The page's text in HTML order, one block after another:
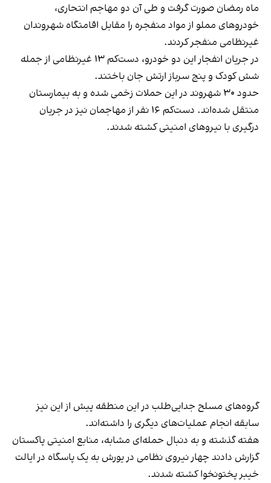
ماه رمضان صورت گرفت و طی آن دو مهاجم انتحاری،
خودروهای مملو از مواد منفجره را مقابل اقامتگاه شهروندان
غیرنظامی منفجر کردند.
در جریان انفجار این دو خودرو، دست‌کم ۱۳ غیرنظامی از جمله
شش کودک و پنج سرباز ارتش جان باختند.
حدود ۳۰ شهروند در این حملات زخمی شده و به بیمارستان
منتقل شده‌اند. دست‌کم ۱۶ نفر از مهاجمان نیز در جریان
درگیری با نیروهای امنیتی کشته شدند.
گروه‌های مسلح جدایی‌طلب در این منطقه پیش از این نیز
سابقه انجام عملیات‌های دیگری را داشته‌اند.
هفته گذشته و به دنبال حمله‌ای مشابه، منابع امنیتی پاکستان
گزارش دادند چهار نیروی نظامی در یورش به یک پاسگاه در ایالت
خیبر پختونخوا کشته شدند.